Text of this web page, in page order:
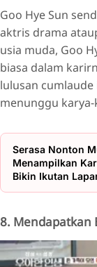
Goo Hye Sun
aktris drama
usia muda, Goo
biasa dalam
lulusan
menunggu
Serasa Nonton
Menampilkan
Bikin Ikutan
8. Mendapatkan